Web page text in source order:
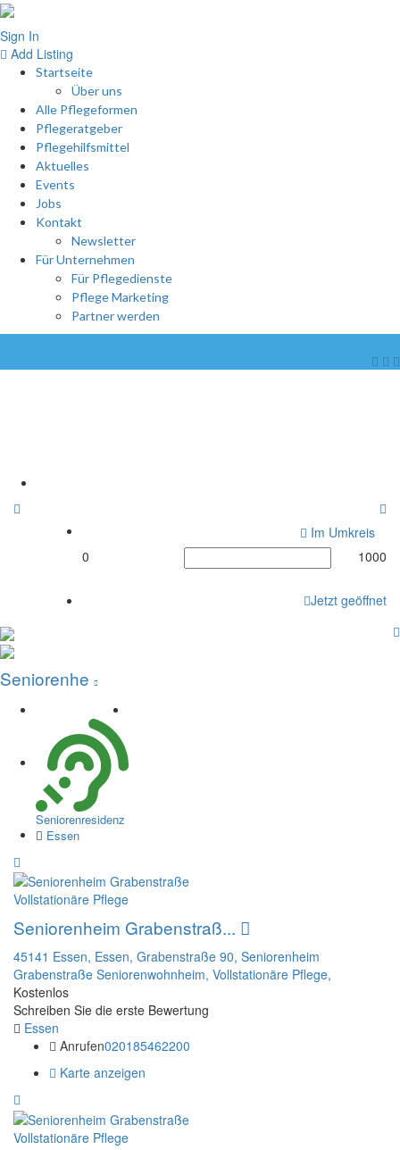
Sign In
Add Listing
Startseite
Über uns
Alle Pflegeformen
Pflegeratgeber
Pflegehilfsmittel
Aktuelles
Events
Jobs
Kontakt
Newsletter
Für Unternehmen
Für Pflegedienste
Pflege Marketing
Partner werden
Im Umkreis
0
1000
Jetzt geöffnet
Seniorenhe
Seniorenresidenz
Essen
Vollstationäre Pflege
Seniorenheim Grabenstraß...
45141 Essen, Essen, Grabenstraße 90, Seniorenheim
Grabenstraße Seniorenwohnheim, Vollstationäre Pflege,
Kostenlos
Schreiben Sie die erste Bewertung
Essen
Anrufen020185462200
Karte anzeigen
Vollstationäre Pflege